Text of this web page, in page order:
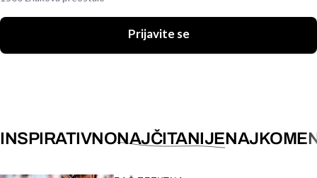
Prijavite se
INSPIRATIVNONAJČITANIJE